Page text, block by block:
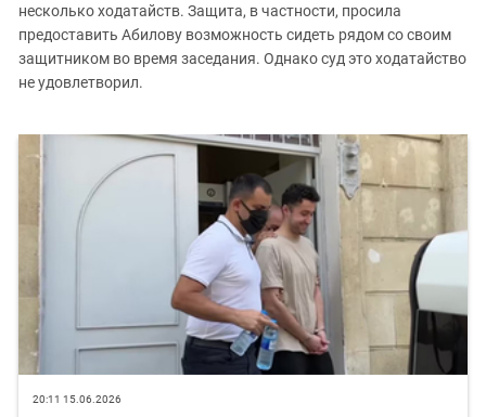
несколько ходатайств. Защита, в частности, просила
предоставить Абилову возможность сидеть рядом со своим
защитником во время заседания. Однако суд это ходатайство
не удовлетворил.
20:11 15.06.2026